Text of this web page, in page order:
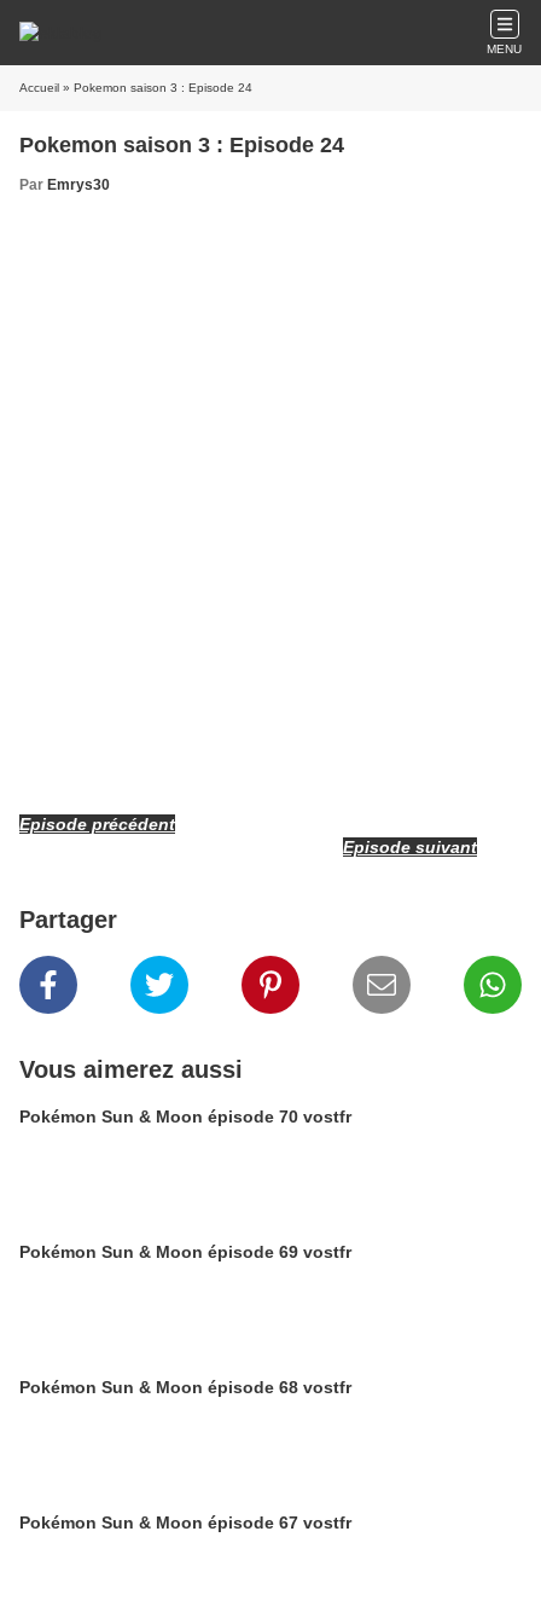
MENU
Accueil » Pokemon saison 3 : Episode 24
Pokemon saison 3 : Episode 24
Par Emrys30
Episode précédent
Episode suivant
Partager
Vous aimerez aussi
Pokémon Sun & Moon épisode 70 vostfr
Pokémon Sun & Moon épisode 69 vostfr
Pokémon Sun & Moon épisode 68 vostfr
Pokémon Sun & Moon épisode 67 vostfr